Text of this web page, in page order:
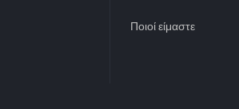
Ποιοί είμαστε